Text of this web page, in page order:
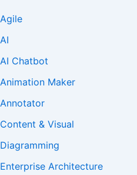
Agile
AI
AI Chatbot
Animation Maker
Annotator
Content & Visual
Diagramming
Enterprise Architecture